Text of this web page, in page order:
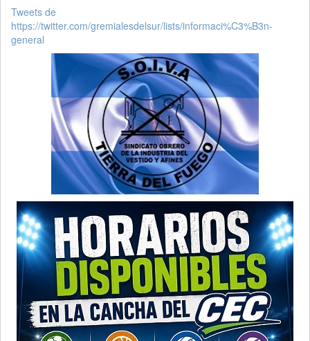
Tweets de
https://twitter.com/gremialesdelsur/lists/informaci%C3%B3n-
general